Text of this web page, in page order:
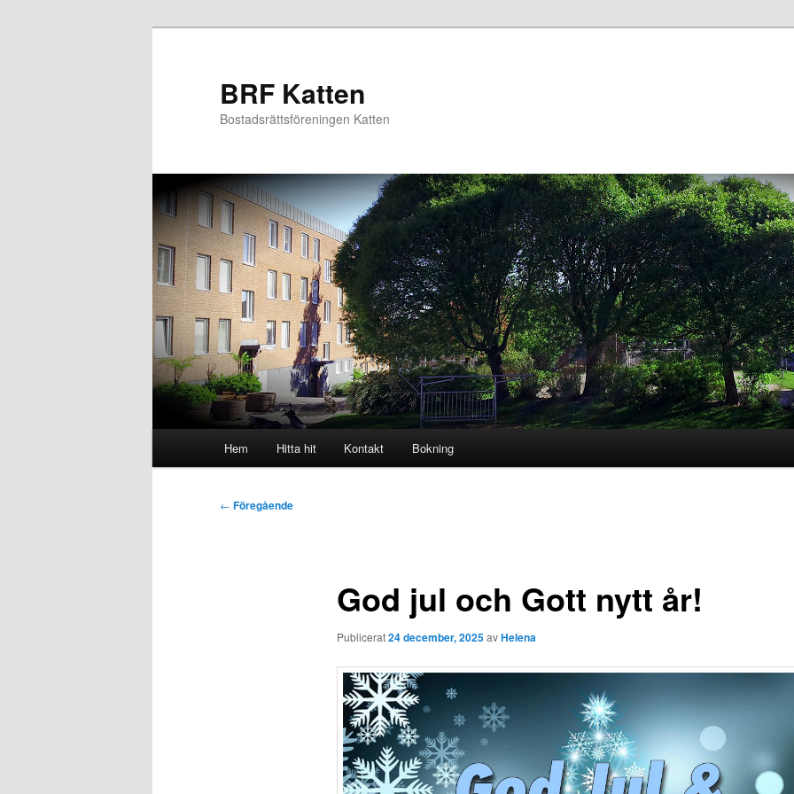
BRF Katten
Bostadsrättsföreningen Katten
Hem Hitta hit Kontakt Bokning
Inläggsnavigering
← Föregående
God jul och Gott nytt år!
Publicerat24 december, 2025avHelena